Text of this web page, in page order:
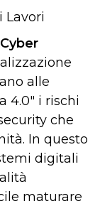
Lavori
alle
4.0" i rischi
che
In questo
digitali
maturare